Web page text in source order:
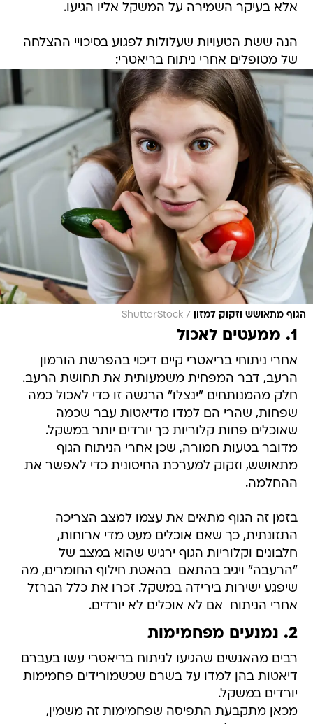
אלא בעיקר השמירה על המשקל אליו הגיעו.
הנה ששת הטעויות שעלולות לפגוע בסיכויי ההצלחה
של מטופלים אחרי ניתוח בריאטרי:
הגוף מתאושש וזקוק למזון /
ShutterStock
1. ממעטים לאכול
אחרי ניתוחי בריאטרי קיים דיכוי בהפרשת הורמון
הרעב, דבר המפחית משמעותית את תחושת הרעב.
חלק מהמנותחים "ינצלו" הרגשה זו כדי לאכול כמה
שפחות, שהרי הם למדו מדיאטות עבר שכמה
שאוכלים פחות קלוריות כך יורדים יותר במשקל.
מדובר בטעות חמורה, שכן אחרי הניתוח הגוף
מתאושש, וזקוק למערכת החיסונית כדי לאפשר את
ההחלמה.
בזמן זה הגוף מתאים את עצמו למצב הצריכה
התזונתית, כך שאם אוכלים מעט מדי ארוחות,
חלבונים וקלוריות הגוף ירגיש שהוא במצב של
"הרעבה" ויגיב בהתאם  בהאטת חילוף החומרים, מה
שיפגע ישירות בירידה במשקל. זכרו את כלל הברזל
אחרי הניתוח  אם לא אוכלים לא יורדים.
2. נמנעים מפחמימות
רבים מהאנשים שהגיעו לניתוח בריאטרי עשו בעברם
דיאטות בהן למדו על בשרם שכשמורידים פחמימות
יורדים במשקל.
מכאן מתקבעת התפיסה שפחמימות זה משמין,